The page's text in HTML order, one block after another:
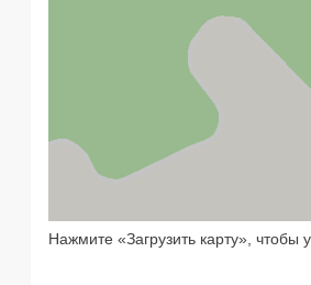
Нажмите «Загрузить карту»,